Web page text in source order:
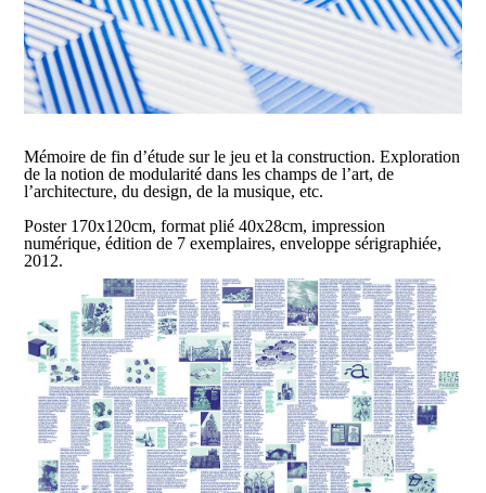
Mémoire de fin d’étude sur le jeu et la construction. Exploration
de la notion de modularité dans les champs de l’art, de
l’architecture, du design, de la musique, etc.
Poster 170x120cm, format plié 40x28cm, impression
numérique, édition de 7 exemplaires, enveloppe sérigraphiée,
2012.